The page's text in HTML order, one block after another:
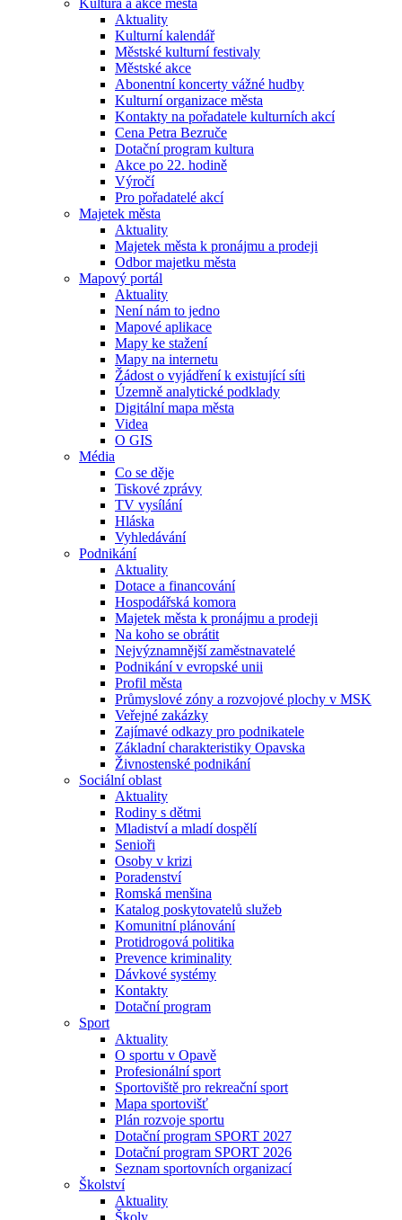
Kultura a akce města
Aktuality
Kulturní kalendář
Městské kulturní festivaly
Městské akce
Abonentní koncerty vážné hudby
Kulturní organizace města
Kontakty na pořadatele kulturních akcí
Cena Petra Bezruče
Dotační program kultura
Akce po 22. hodině
Výročí
Pro pořadatelé akcí
Majetek města
Aktuality
Majetek města k pronájmu a prodeji
Odbor majetku města
Mapový portál
Aktuality
Není nám to jedno
Mapové aplikace
Mapy ke stažení
Mapy na internetu
Žádost o vyjádření k existující síti
Územně analytické podklady
Digitální mapa města
Videa
O GIS
Média
Co se děje
Tiskové zprávy
TV vysílání
Hláska
Vyhledávání
Podnikání
Aktuality
Dotace a financování
Hospodářská komora
Majetek města k pronájmu a prodeji
Na koho se obrátit
Nejvýznamnější zaměstnavatelé
Podnikání v evropské unii
Profil města
Průmyslové zóny a rozvojové plochy v MSK
Veřejné zakázky
Zajímavé odkazy pro podnikatele
Základní charakteristiky Opavska
Živnostenské podnikání
Sociální oblast
Aktuality
Rodiny s dětmi
Mladiství a mladí dospělí
Senioři
Osoby v krizi
Poradenství
Romská menšina
Katalog poskytovatelů služeb
Komunitní plánování
Protidrogová politika
Prevence kriminality
Dávkové systémy
Kontakty
Dotační program
Sport
Aktuality
O sportu v Opavě
Profesionální sport
Sportoviště pro rekreační sport
Mapa sportovišť
Plán rozvoje sportu
Dotační program SPORT 2027
Dotační program SPORT 2026
Seznam sportovních organizací
Školství
Aktuality